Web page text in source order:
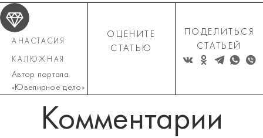
АНАСТАСИЯ
КАЛЮЖНАЯ
Автор портала
«Ювелирное дело»
ОЦЕНИТЕ
СТАТЬЮ
ПОДЕЛИТЬСЯ
СТАТЬЕЙ
Комментарии